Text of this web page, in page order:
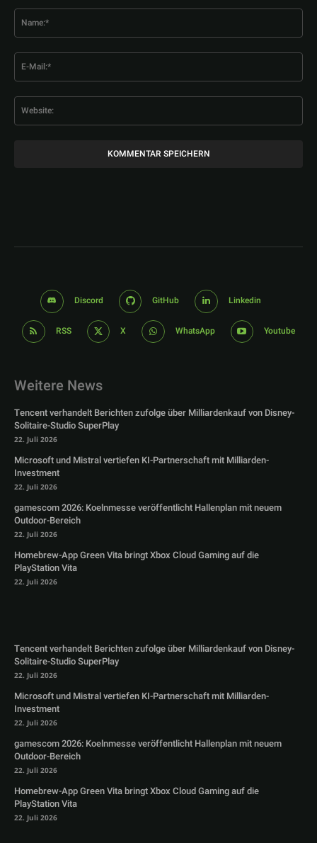
Discord GitHub Linkedin
RSS X WhatsApp Youtube
Weitere News
Tencent verhandelt Berichten zufolge über Milliardenkauf von Disney-
Solitaire-Studio SuperPlay
22. Juli 2026
Microsoft und Mistral vertiefen KI-Partnerschaft mit Milliarden-
Investment
22. Juli 2026
gamescom 2026: Koelnmesse veröffentlicht Hallenplan mit neuem
Outdoor-Bereich
22. Juli 2026
Homebrew-App Green Vita bringt Xbox Cloud Gaming auf die
PlayStation Vita
22. Juli 2026
Tencent verhandelt Berichten zufolge über Milliardenkauf von Disney-
Solitaire-Studio SuperPlay
22. Juli 2026
Microsoft und Mistral vertiefen KI-Partnerschaft mit Milliarden-
Investment
22. Juli 2026
gamescom 2026: Koelnmesse veröffentlicht Hallenplan mit neuem
Outdoor-Bereich
22. Juli 2026
Homebrew-App Green Vita bringt Xbox Cloud Gaming auf die
PlayStation Vita
22. Juli 2026